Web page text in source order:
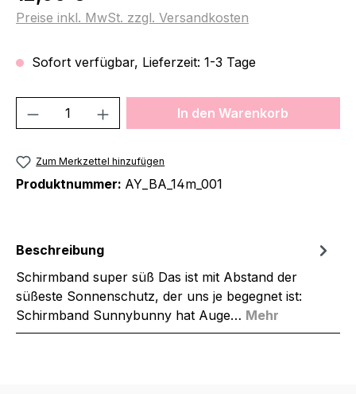
Preise inkl. MwSt. zzgl. Versandkosten
Sofort verfügbar, Lieferzeit: 1-3 Tage
Produkt Anzahl: Gib denIn den Warenkorb
Zum Merkzettel hinzufügen
Produktnummer: AY_BA_14m_001
Beschreibung
Schirmband super süß Das ist mit Abstand der
süßeste Sonnenschutz, der uns je begegnet ist:
Schirmband Sunnybunny hat Auge… Mehr